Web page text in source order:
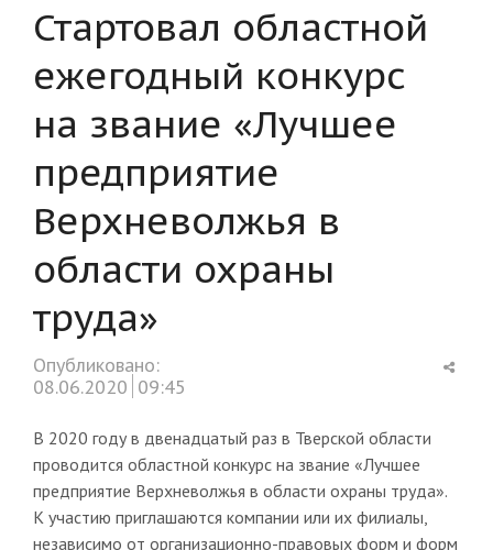
Стартовал областной
ежегодный конкурс
на звание «Лучшее
предприятие
Верхневолжья в
области охраны
труда»
Опубликовано:
08.06.2020 09:45
В 2020 году в двенадцатый раз в Тверской области
проводится областной конкурс на звание «Лучшее
предприятие Верхневолжья в области охраны труда».
К участию приглашаются компании или их филиалы,
независимо от организационно-правовых форм и форм